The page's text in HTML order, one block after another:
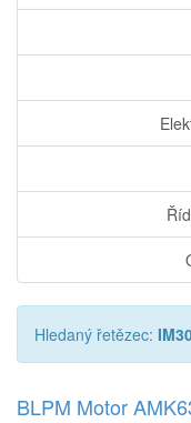
Hledaný řetězec:
BLPM Motor